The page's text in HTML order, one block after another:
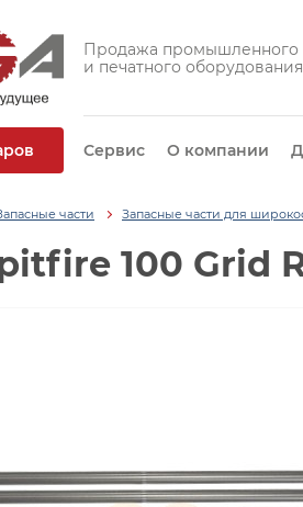
Продажа промышленного
и печатного оборудования
Сервис О компании
части Запасные части для
100 Grid